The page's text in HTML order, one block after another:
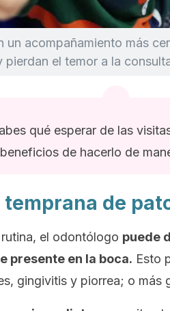
un acompañamiento más
pierdan el temor a la
qué esperar de las
beneficios de hacerlo de
temprana de
el odontólogo puede
presente en la boca. Esto
gingivitis y piorrea; o más